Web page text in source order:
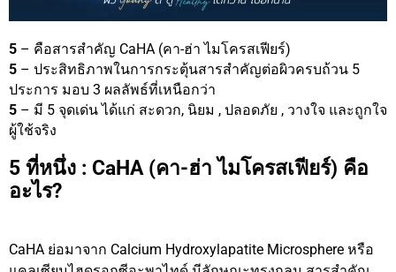
5 – คือสารสำคัญ CaHA (คา-ฮ่า ไมโครสเฟียร์)
5 – ประสิทธิภาพในการกระตุ้นสารสำคัญต่อผิวครบถ้วน 5
ประการ มอบ 3 ผลลัพธ์ที่เหนือกว่า
5 – มี 5 จุดเด่น ได้แก่ สะดวก, นิยม , ปลอดภัย , วางใจ และถูกใจ
ผู้ใช้จริง
5 ที่หนึ่ง : CaHA (คา-ฮ่า ไมโครสเฟียร์) คือ
อะไร?
CaHA ย่อมาจาก Calcium Hydroxylapatite Microsphere หรือ